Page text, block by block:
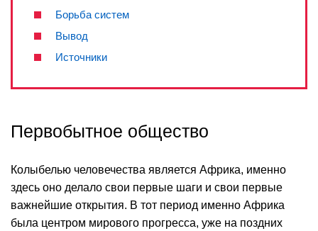
Борьба систем
Вывод
Источники
Первобытное общество
Колыбелью человечества является Африка, именно
здесь оно делало свои первые шаги и свои первые
важнейшие открытия. В тот период именно Африка
была центром мирового прогресса, уже на поздних